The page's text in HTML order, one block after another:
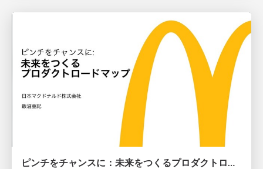
ピンチをチャンスに：未来をつくるプロダクトロードマップ #pmconf2020